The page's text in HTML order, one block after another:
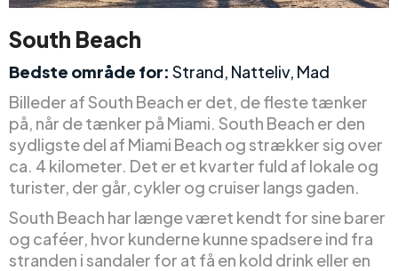
South Beach
Bedste område for: Strand, Natteliv, Mad
Billeder af South Beach er det, de fleste tænker
på, når de tænker på Miami. South Beach er den
sydligste del af Miami Beach og strækker sig over
ca. 4 kilometer. Det er et kvarter fuld af lokale og
turister, der går, cykler og cruiser langs gaden.
South Beach har længe været kendt for sine barer
og caféer, hvor kunderne kunne spadsere ind fra
stranden i sandaler for at få en kold drink eller en